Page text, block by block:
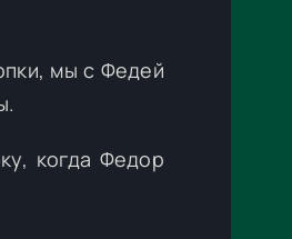
мы с Федей
когда Федор